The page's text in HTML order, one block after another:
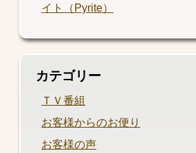
イト（Pyrite）
カテゴリー
ＴＶ番組
お客様からのお便り
お客様の声